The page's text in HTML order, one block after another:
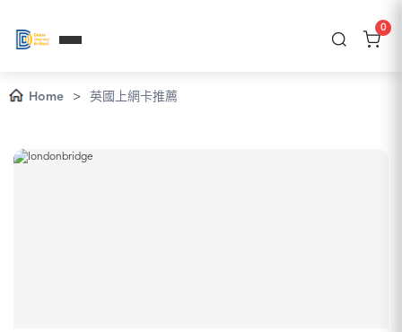
0
Home > 英國上網卡推薦